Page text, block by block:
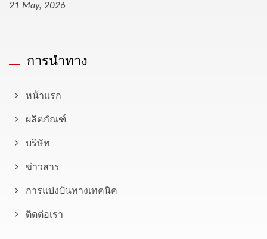
21 May, 2026
การนำทาง
หน้าแรก
ผลิตภัณฑ์
บริษัท
ข่าวสาร
การแบ่งปันทางเทคนิค
ติดต่อเรา